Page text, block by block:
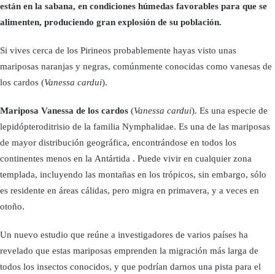
están en la sabana, en condiciones húmedas favorables para que se
alimenten, produciendo gran explosión de su población.
Si vives cerca de los Pirineos probablemente hayas visto unas
mariposas naranjas y negras, comúnmente conocidas como vanesas de
los cardos (Vanessa cardui).
Mariposa Vanessa de los cardos (Vanessa cardui). Es una especie de
lepidópteroditrisio de la familia Nymphalidae. Es una de las mariposas
de mayor distribución geográfica, encontrándose en todos los
continentes menos en la Antártida . Puede vivir en cualquier zona
templada, incluyendo las montañas en los trópicos, sin embargo, sólo
es residente en áreas cálidas, pero migra en primavera, y a veces en
otoño.
Un nuevo estudio que reúne a investigadores de varios países ha
revelado que estas mariposas emprenden la migración más larga de
todos los insectos conocidos, y que podrían darnos una pista para el